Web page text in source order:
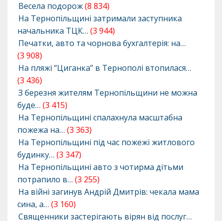
Весела подорож(8 834)
На Тернопільщині затримали заступника
начальника ТЦК… (3 944)
Печатки, авто та чорнова бухгалтерія: на…
(3 908)
На пляжі “Циганка” в Тернополі втопилася…
(3 436)
З березня жителям Тернопільщини не можна
буде… (3 415)
На Тернопільщині спалахнула масштабна
пожежа на… (3 363)
На Тернопільщині під час пожежі житлового
будинку… (3 347)
На Тернопільщині авто з чотирма дітьми
потрапило в… (3 255)
На війні загинув Андрій Дмитрів: чекала мама
сина, а… (3 160)
Священники застерігають вірян від послуг…